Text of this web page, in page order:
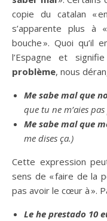
copie du catalan «
s’apparente plus à
bouche ». Quoi
l’Espagne et
problème, nous
Me sabe mal que no
que tu ne m’aies
Me sabe mal que
me dises ça.)
Cette expression
sens de « faire de la
pas avoir le cœur à ».
Le he prestado 10